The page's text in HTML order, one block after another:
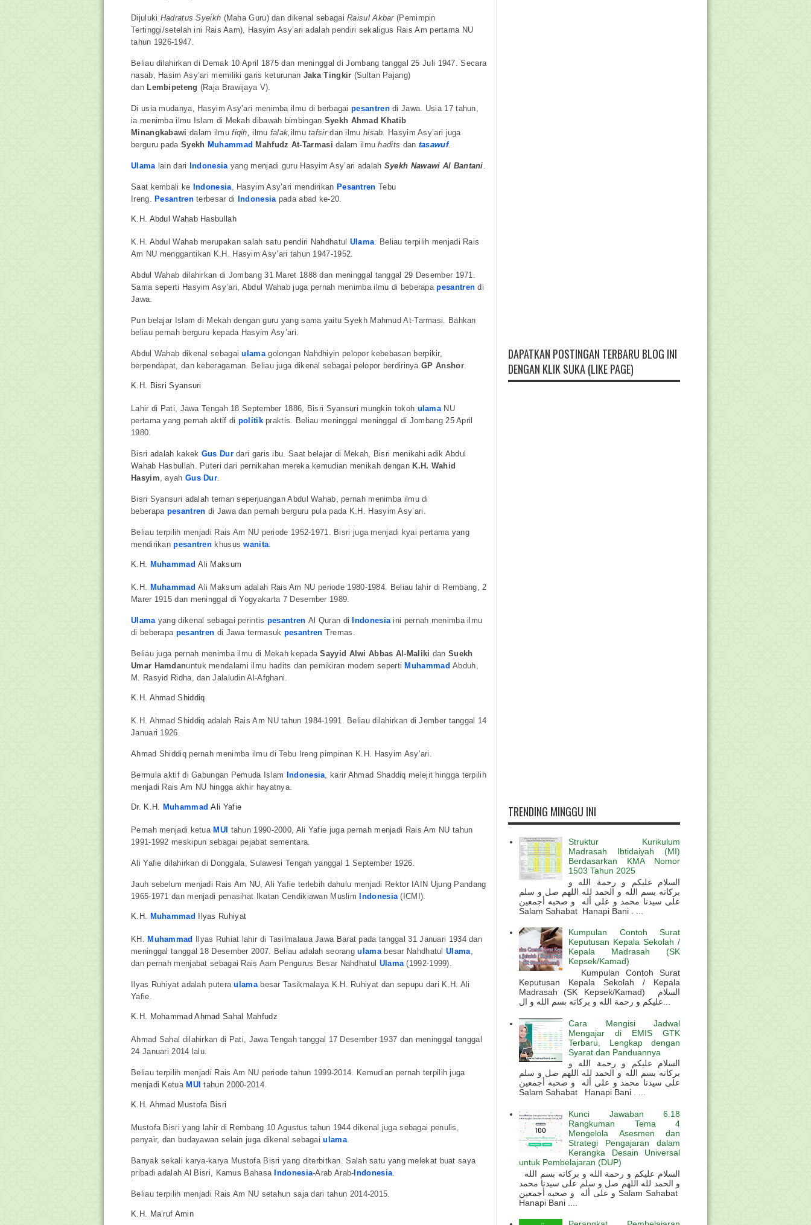
Dijuluki Hadratus Syeikh (Maha Guru) dan dikenal sebagaiRaisul Akbar(Pemimpin
Tertinggi/setelah ini Rais Aam), Hasyim Asy’ari adalah pendiri sekaligus Rais Am pertama NU
tahun 1926-1947.
Beliau dilahirkan di Demak 10 April 1875 dan meninggal di Jombang tanggal 25 Juli 1947. Secara
nasab, Hasim Asy’ari memiliki garis keturunan Jaka Tingkir (Sultan Pajang)
dan Lembipeteng (Raja Brawijaya V).
Di usia mudanya, Hasyim Asy’ari menimba ilmu di berbagaipesantrendi Jawa. Usia 17 tahun,
ia menimba ilmu Islam di Mekah dibawah bimbingan Syekh Ahmad Khatib
Minangkabawi dalam ilmufiqih, ilmu falak, ilmutafsirdan ilmu hisab. Hasyim Asy’ari juga
berguru pada Syekh Muhammad Mahfudz At-Tarmasi dalam ilmuhadits dan tasawuf.
Ulamalain dari Indonesiayang menjadi guru Hasyim Asy’ari adalah Syekh Nawawi Al Bantani.
Saat kembali ke Indonesia, Hasyim Asy’ari mendirikan Pesantren Tebu
Ireng. Pesantrenterbesar di Indonesiapada abad ke-20.
K.H. Abdul Wahab Hasbullah
K.H. Abdul Wahab merupakan salah satu pendiri Nahdhatul Ulama. Beliau terpilih menjadi Rais
Am NU menggantikan K.H. Hasyim Asy’ari tahun 1947-1952.
Abdul Wahab dilahirkan di Jombang 31 Maret 1888 dan meninggal tanggal 29 Desember 1971.
Sama seperti Hasyim Asy’ari, Abdul Wahab juga pernah menimba ilmu di beberapapesantren di
Jawa.
Pun belajar Islam di Mekah dengan guru yang sama yaitu Syekh Mahmud At-Tarmasi. Bahkan
beliau pernah berguru kepada Hasyim Asy’ari.
Abdul Wahab dikenal sebagaiulamagolongan Nahdhiyin pelopor kebebasan berpikir,
berpendapat, dan keberagaman. Beliau juga dikenal sebagai pelopor berdirinyaGP Anshor.
K.H. Bisri Syansuri
Lahir di Pati, Jawa Tengah 18 September 1886, Bisri Syansuri mungkin tokoh ulamaNU
pertama yang pernah aktif di politikpraktis. Beliau meninggal meninggal di Jombang 25 April
1980.
Bisri adalah kakek Gus Durdari garis ibu. Saat belajar di Mekah, Bisri menikahi adik Abdul
Wahab Hasbullah. Puteri dari pernikahan mereka kemudian menikah dengan K.H. Wahid
Hasyim, ayah Gus Dur.
Bisri Syansuri adalah teman seperjuangan Abdul Wahab, pernah menimba ilmu di
beberapa pesantren di Jawa dan pernah berguru pula pada K.H. Hasyim Asy’ari.
Beliau terpilih menjadi Rais Am NU periode 1952-1971. Bisri juga menjadi kyai pertama yang
mendirikanpesantren khususwanita.
K.H. Muhammad Ali Maksum
K.H. Muhammad Ali Maksum adalah Rais Am NU periode 1980-1984. Beliau lahir di Rembang, 2
Marer 1915 dan meninggal di Yogyakarta 7 Desember 1989.
Ulamayang dikenal sebagai perintis pesantren Al Quran di Indonesiaini pernah menimba ilmu
di beberapa pesantren di Jawa termasuk pesantren Tremas.
Beliau juga pernah menimba ilmu di Mekah kepadaSayyid Alwi Abbas Al-Maliki danSuekh
Umar Hamdanuntuk mendalami ilmu hadits dan pemikiran modern seperti Muhammad Abduh,
M. Rasyid Ridha, dan Jalaludin Al-Afghani.
K.H. Ahmad Shiddiq
K.H. Ahmad Shiddiq adalah Rais Am NU tahun 1984-1991. Beliau dilahirkan di Jember tanggal 14
Januari 1926.
Ahmad Shiddiq pernah menimba ilmu di Tebu Ireng pimpinan K.H. Hasyim Asy’ari.
Bermula aktif di Gabungan Pemuda Islam Indonesia, karir Ahmad Shaddiq melejit hingga terpilih
menjadi Rais Am NU hingga akhir hayatnya.
Dr. K.H. Muhammad Ali Yafie
Pernah menjadi ketua MUI tahun 1990-2000, Ali Yafie juga pernah menjadi Rais Am NU tahun
1991-1992 meskipun sebagai pejabat sementara.
Ali Yafie dilahirkan di Donggala, Sulawesi Tengah yanggal 1 September 1926.
Jauh sebelum menjadi Rais Am NU, Ali Yafie terlebih dahulu menjadi Rektor IAIN Ujung Pandang
1965-1971 dan menjadi penasihat Ikatan Cendikiawan Muslim
Indonesia(ICMI).
K.H. Muhammad Ilyas Ruhiyat
KH. Muhammad
Ilyas Ruhiat lahir di Tasilmalaua Jawa Barat pada tanggal 31 Januari 1934 dan
meninggal tanggal 18 Desember 2007. Beliau adalah seorangulamabesar NahdhatulUlama,
dan pernah menjabat sebagai Rais Aam Pengurus Besar Nahdhatul Ulama(1992-1999).
Ilyas Ruhiyat adalah puteraulamabesar Tasikmalaya K.H. Ruhiyat dan sepupu dari K.H. Ali
Yafie.
K.H. Mohammad Ahmad Sahal Mahfudz
Ahmad Sahal dilahirkan di Pati, Jawa Tengah tanggal 17 Desember 1937 dan meninggal tanggal
24 Januari 2014 lalu.
Beliau terpilih menjadi Rais Am NU periode tahun 1999-2014. Kemudian pernah terpilih juga
menjadi Ketua MUI tahun 2000-2014.
K.H. Ahmad Mustofa Bisri
Mustofa Bisri yang lahir di Rembang 10 Agustus tahun 1944 dikenal juga sebagai penulis,
penyair, dan budayawan selain juga dikenal sebagaiulama.
Banyak sekali karya-karya Mustofa Bisri yang diterbitkan. Salah satu yang melekat buat saya
pribadi adalah Al Bisri, Kamus Bahasa Indonesia-Arab Arab- Indonesia.
Beliau terpilih menjadi Rais Am NU setahun saja dari tahun 2014-2015.
K.H. Ma’ruf Amin
DAPATKAN POSTINGAN TERBARU BLOG INI
DENGAN KLIK SUKA (LIKE PAGE)
TRENDING MINGGU INI
Struktur Kurikulum
Madrasah Ibtidaiyah (MI)
Berdasarkan KMA Nomor
1503 Tahun 2025
السلام عليكم و رحمة الله و
بركاته بسم الله و الحمد لله اللهم صل و سلم
على سيدنا محمد و على أله و صحبه أجمعين
Salam Sahabat Hanapi Bani . ...
Kumpulan Contoh Surat
Keputusan Kepala Sekolah /
Kepala Madrasah (SK
Kepsek/Kamad)
Kumpulan Contoh Surat
Keputusan Kepala Sekolah / Kepala
Madrasah (SK Kepsek/Kamad) السلام
Cara Mengisi Jadwal
Mengajar di EMIS GTK
Terbaru, Lengkap dengan
Syarat dan Panduannya
السلام عليكم و رحمة الله و
بركاته بسم الله و الحمد لله اللهم صل و سلم
على سيدنا محمد و على أله و صحبه أجمعين
Salam Sahabat Hanapi Bani . ...
Kunci Jawaban 6.18
Rangkuman Tema 4
Mengelola Asesmen dan
Strategi Pengajaran dalam
Kerangka Desain Universal
untuk Pembelajaran (DUP)
و الحمد لله اللهم صل و سلم على سيدنا محمد
و على أله و صحبه أجمعين Salam Sahabat
Hanapi Bani ....